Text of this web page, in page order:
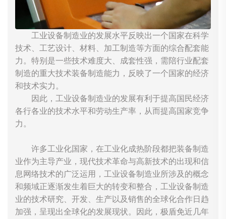
工业设备制造业的发展水平反映出一个国家在科学
技术、工艺设计、材料、加工制造等方面的综合配套能
力。特别是一些技术难度大、成套性强，需陪行业配套
制造的重大技术装备制造能力，反映了一个国家的经济
和技术实力。
因此，工业设备制造业的发展有利于提高国民经济
各行各业的技术水平和劳动生产率，从而提高国家竞争
力。
许多工业化国家，在工业化成热阶段都把装备制造
业作为主导产业，现代技术革命与高新技术的出现和信
息网络技术的广泛运用，工业设备制造业所涉及的概念
和频域正逐渐发生着巨大的转变和整合，工业设备制造
业的技术研究、开发、生产以及销售的全球化合作日趋
加强，呈现出全球化的发展现状。因此，极盾免近几年